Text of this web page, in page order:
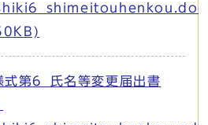
式第6_氏名等変更届出書